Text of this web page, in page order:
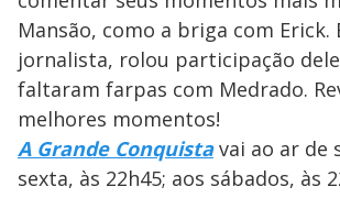
V
i
M
u
d
o
Mansão, como a briga com Erick.
jornalista, rolou participação
faltaram farpas com Medrado.
melhores momentos!
A Grande Conquistavai ao ar de
sexta, às 22h45; aos sábados, às